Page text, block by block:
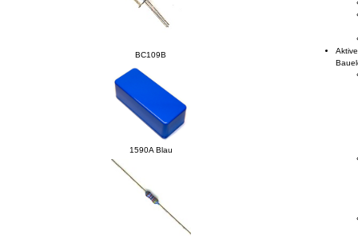
BC109B
1590A Blau
Aktive